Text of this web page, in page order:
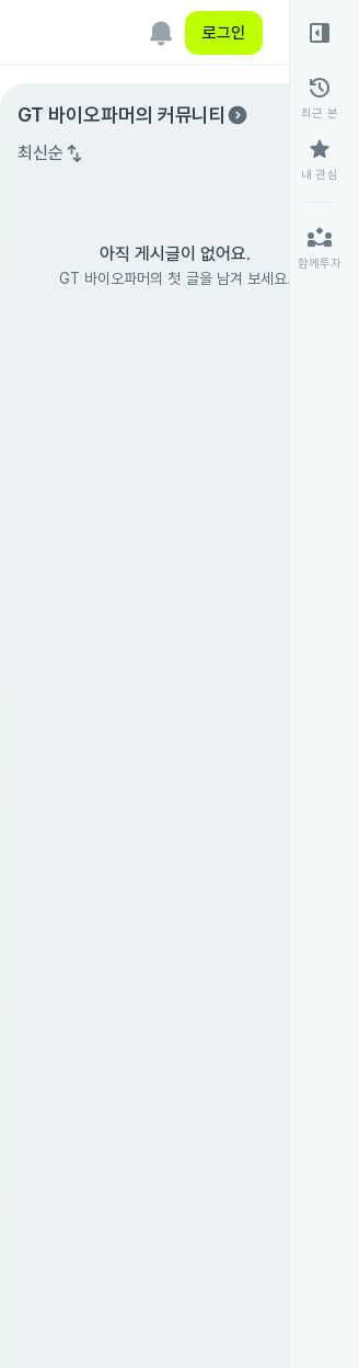
로그인
GT 바이오파머의 커뮤니티 expand_circle_right
최신순 swap_vert
아직 게시글이 없어요.
GT 바이오파머의 첫 글을 남겨 보세요.
right_panel_open
history
최근 본
star
내 관심
partner_exchange
함께투자